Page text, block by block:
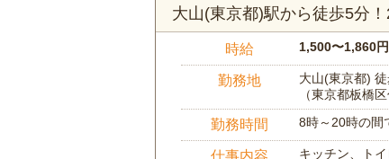
大山(東京都)駅から徒歩5分
時給 1,500〜1,860円
勤務地
大山(東京都)
（東京都板橋区
勤務時間 8時～20時の間
仕事内容 キッチン、ト